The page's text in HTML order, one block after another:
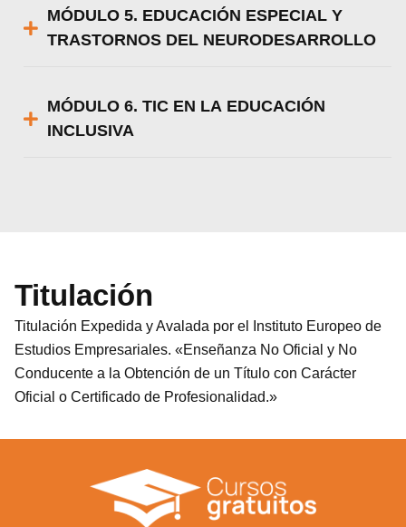
MÓDULO 5. EDUCACIÓN ESPECIAL Y
TRASTORNOS DEL NEURODESARROLLO
MÓDULO 6. TIC EN LA EDUCACIÓN
INCLUSIVA
Titulación
Titulación Expedida y Avalada por el Instituto Europeo de
Estudios Empresariales. «Enseñanza No Oficial y No
Conducente a la Obtención de un Título con Carácter
Oficial o Certificado de Profesionalidad.»